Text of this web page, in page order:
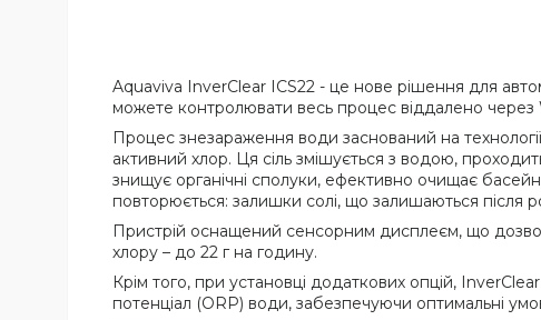
Aquaviva InverClear ICS22 - це нове рішення для
можете контролювати весь процес віддалено
Процес знезараження води заснований на
активний хлор. Ця сіль змішується з водою,
знищує органічні сполуки, ефективно очищає
повторюється: залишки солі, що залишаються після
Пристрій оснащений сенсорним дисплеєм, що
хлору – до 22 г на годину.
Крім того, при установці додаткових опцій,
потенціал (ORP) води, забезпечуючи оптимальні